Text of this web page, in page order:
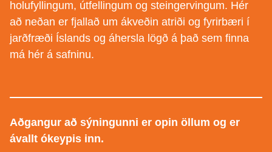
holufyllingum, útfellingum og steingervingum. Hér
að neðan er fjallað um ákveðin atriði og fyrirbæri í
jarðfræði Íslands og áhersla lögð á það sem finna
má hér á safninu.
Aðgangur að sýningunni er opin öllum og er
ávallt ókeypis inn.